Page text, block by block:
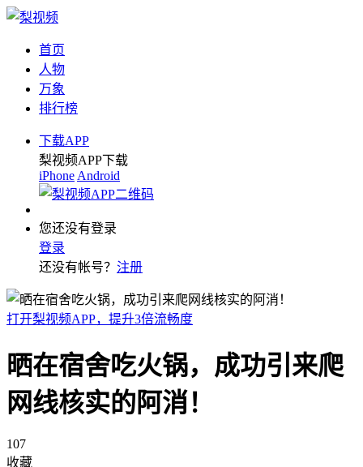
首页
人物
万象
排行榜
下载APP
梨视频APP下载
iPhone Android
您还没有登录
登录
还没有帐号？ 注册
打开梨视频APP，提升3倍流畅度
晒在宿舍吃火锅，成功引来爬
网线核实的阿消！
107
收藏